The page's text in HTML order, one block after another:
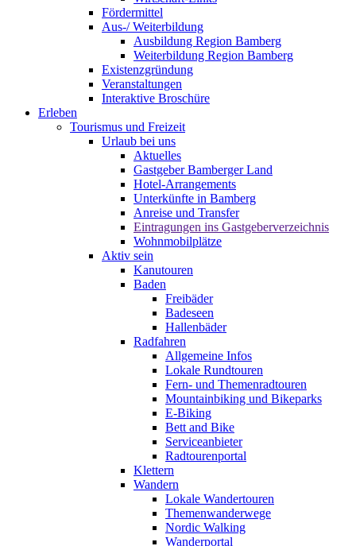
Fördermittel
Aus-/ Weiterbildung
Ausbildung Region Bamberg
Weiterbildung Region Bamberg
Existenzgründung
Veranstaltungen
Interaktive Broschüre
Erleben
Tourismus und Freizeit
Urlaub bei uns
Aktuelles
Gastgeber Bamberger Land
Hotel-Arrangements
Unterkünfte in Bamberg
Anreise und Transfer
Eintragungen ins Gastgeberverzeichnis
Wohnmobilplätze
Aktiv sein
Kanutouren
Baden
Freibäder
Badeseen
Hallenbäder
Radfahren
Allgemeine Infos
Lokale Rundtouren
Fern- und Themenradtouren
Mountainbiking und Bikeparks
E-Biking
Bett and Bike
Serviceanbieter
Radtourenportal
Klettern
Wandern
Lokale Wandertouren
Themenwanderwege
Nordic Walking
Wanderportal